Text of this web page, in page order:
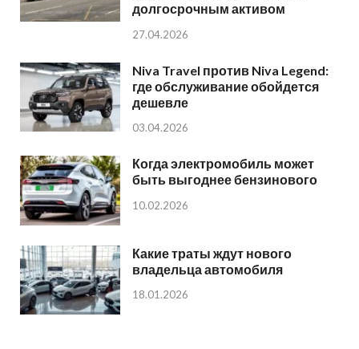
долгосрочным активом
27.04.2026
Niva Travel против Niva Legend:
где обслуживание обойдется
дешевле
03.04.2026
Когда электромобиль может
быть выгоднее бензинового
10.02.2026
Какие траты ждут нового
владельца автомобиля
18.01.2026